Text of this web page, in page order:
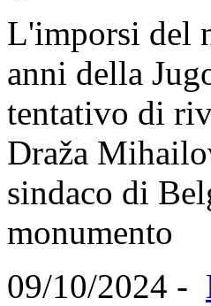
L'imporsi del
anni della
tentativo di
Draža
sindaco di
monumento
09/10/2024 -